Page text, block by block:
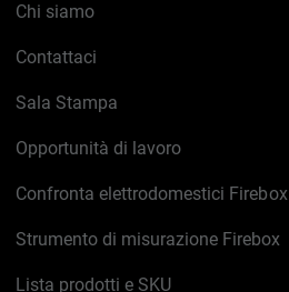
Chi siamo
Contattaci
Sala Stampa
Opportunità di lavoro
Confronta elettrodomestici Firebox
Strumento di misurazione Firebox
Lista prodotti e SKU